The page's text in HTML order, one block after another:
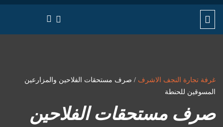
غرفة تجارة النجف الاشرف / صرف مستحقات الفلاحين والمزارعين
المسوقين للحنطة
صرف مستحقات الفلاحين